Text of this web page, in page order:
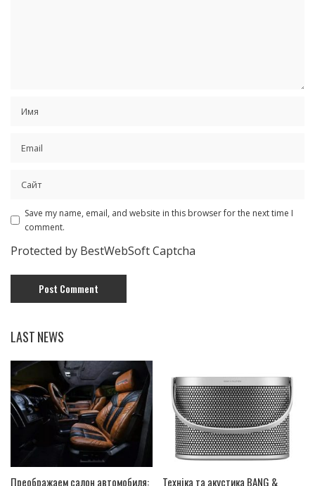
Save my name, email, and website in this browser for the next time I
comment.
Protected by BestWebSoft Captcha
LAST NEWS
Преображаем салон автомобиля:
Техніка та акустика BANG &